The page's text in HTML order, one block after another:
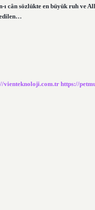
cân sözlükte en büyük ruh ve
vienteknoloji.com.tr https://